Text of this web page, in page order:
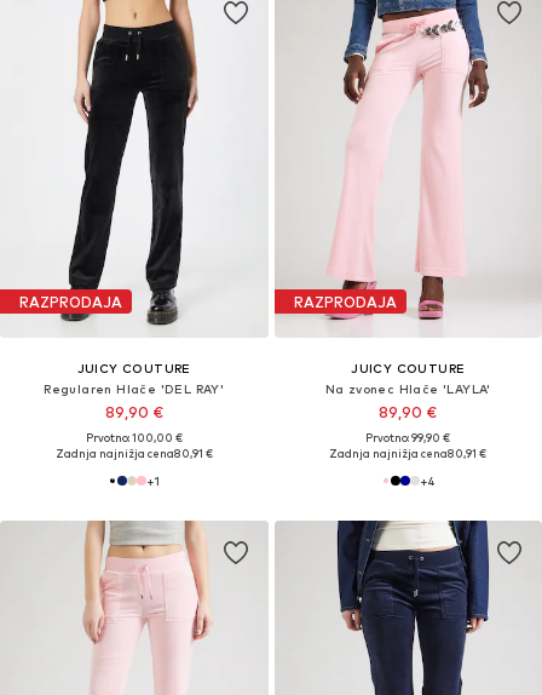
RAZPRODAJA
JUICY COUTURE
Regularen Hlače 'DEL RAY'
89,90 €
Prvotno: 100,00 €
Zadnja najnižja cena80,91 €
+1
RAZPRODAJA
JUICY COUTURE
Na zvonec Hlače 'LAYLA'
89,90 €
Prvotno: 99,90 €
Zadnja najnižja cena80,91 €
+4